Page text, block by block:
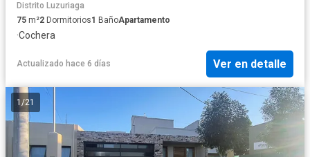
Distrito Luzuriaga
75 m²2 Dormitorios1 BañoApartamento
·Cochera
Actualizado hace 6 días Ver en detalle
1 /21